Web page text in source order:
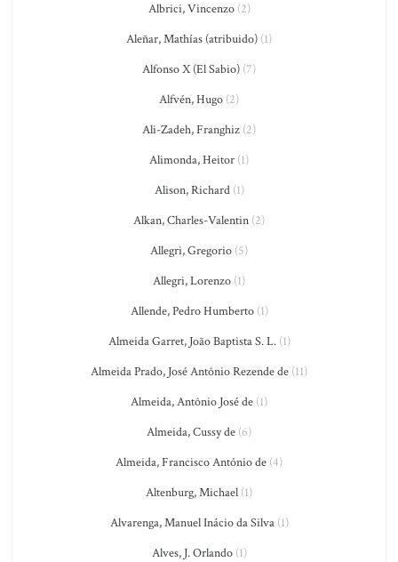
Albrici, Vincenzo(2)
Aleñar, Mathías (atribuido) (1)
Alfonso X (El Sabio) (7)
Alfvén, Hugo (2)
Ali-Zadeh, Franghiz (2)
Alimonda, Heitor (1)
Alison, Richard(1)
Alkan, Charles-Valentin (2)
Allegri, Gregorio (5)
Allegri, Lorenzo (1)
Allende, Pedro Humberto(1)
Almeida Garret, João Baptista S. L.(1)
Almeida Prado, José Antônio Rezende de (11)
Almeida, Antônio José de (1)
Almeida, Cussy de (6)
Almeida, Francisco António de (4)
Altenburg, Michael (1)
Alvarenga, Manuel Inácio da Silva(1)
Alves, J. Orlando(1)